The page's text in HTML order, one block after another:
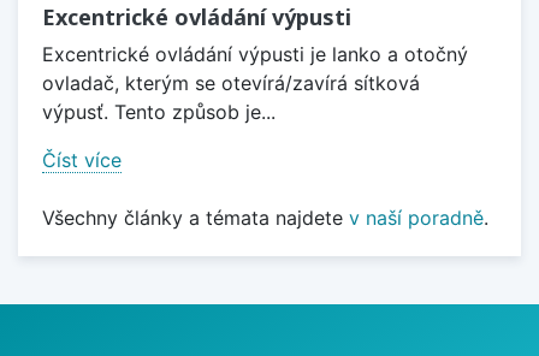
Excentrické ovládání výpusti
Excentrické ovládání výpusti je lanko a otočný
ovladač, kterým se otevírá/zavírá sítková
výpusť. Tento způsob je...
Číst více
Všechny články a témata najdete v naší poradně.